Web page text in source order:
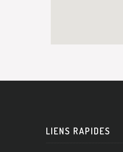
LIENS RAPIDES